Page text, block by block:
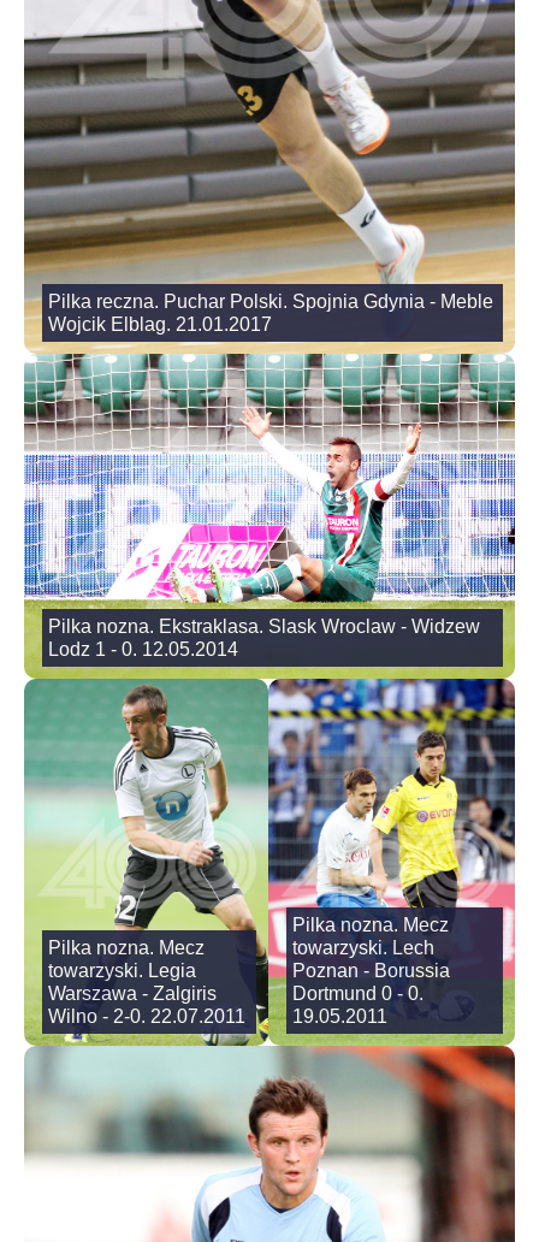
Pilka reczna. Puchar Polski. Spojnia Gdynia - Meble
Wojcik Elblag. 21.01.2017
Pilka nozna. Ekstraklasa. Slask Wroclaw - Widzew
Lodz 1 - 0. 12.05.2014
Pilka nozna. Mecz
towarzyski. Legia
Warszawa - Zalgiris
Wilno - 2-0. 22.07.2011
Pilka nozna. Mecz
towarzyski. Lech
Poznan - Borussia
Dortmund 0 - 0.
19.05.2011